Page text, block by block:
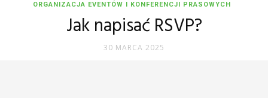
ORGANIZACJA EVENTÓW I KONFERENCJI PRASOWYCH
Jak napisać RSVP?
30 MARCA 2025